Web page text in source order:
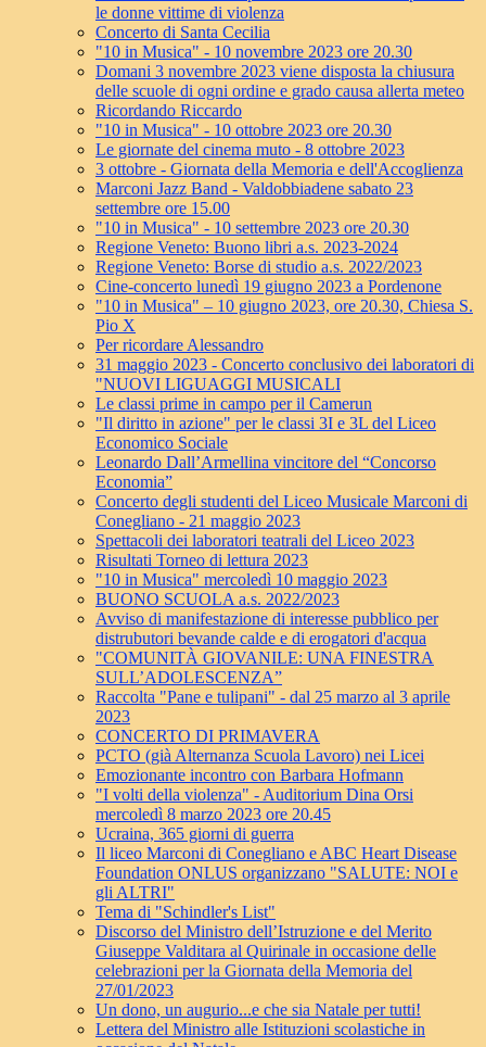
le donne vittime di violenza
Concerto di Santa Cecilia
"10 in Musica" - 10 novembre 2023 ore 20.30
Domani 3 novembre 2023 viene disposta la chiusura
delle scuole di ogni ordine e grado causa allerta meteo
Ricordando Riccardo
"10 in Musica" - 10 ottobre 2023 ore 20.30
Le giornate del cinema muto - 8 ottobre 2023
3 ottobre - Giornata della Memoria e dell'Accoglienza
Marconi Jazz Band - Valdobbiadene sabato 23
settembre ore 15.00
"10 in Musica" - 10 settembre 2023 ore 20.30
Regione Veneto: Buono libri a.s. 2023-2024
Regione Veneto: Borse di studio a.s. 2022/2023
Cine-concerto lunedì 19 giugno 2023 a Pordenone
"10 in Musica" – 10 giugno 2023, ore 20.30, Chiesa S.
Pio X
Per ricordare Alessandro
31 maggio 2023 - Concerto conclusivo dei laboratori di
"NUOVI LIGUAGGI MUSICALI
Le classi prime in campo per il Camerun
"Il diritto in azione" per le classi 3I e 3L del Liceo
Economico Sociale
Leonardo Dall’Armellina vincitore del “Concorso
Economia”
Concerto degli studenti del Liceo Musicale Marconi di
Conegliano - 21 maggio 2023
Spettacoli dei laboratori teatrali del Liceo 2023
Risultati Torneo di lettura 2023
"10 in Musica" mercoledì 10 maggio 2023
BUONO SCUOLA a.s. 2022/2023
Avviso di manifestazione di interesse pubblico per
distrubutori bevande calde e di erogatori d'acqua
"COMUNITÀ GIOVANILE: UNA FINESTRA
SULL’ADOLESCENZA”
Raccolta "Pane e tulipani" - dal 25 marzo al 3 aprile
2023
CONCERTO DI PRIMAVERA
PCTO (già Alternanza Scuola Lavoro) nei Licei
Emozionante incontro con Barbara Hofmann
"I volti della violenza" - Auditorium Dina Orsi
mercoledì 8 marzo 2023 ore 20.45
Ucraina, 365 giorni di guerra
Il liceo Marconi di Conegliano e ABC Heart Disease
Foundation ONLUS organizzano "SALUTE: NOI e
gli ALTRI"
Tema di "Schindler's List"
Discorso del Ministro dell’Istruzione e del Merito
Giuseppe Valditara al Quirinale in occasione delle
celebrazioni per la Giornata della Memoria del
27/01/2023
Un dono, un augurio...e che sia Natale per tutti!
Lettera del Ministro alle Istituzioni scolastiche in